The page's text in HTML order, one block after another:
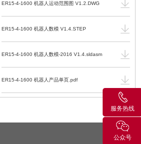
ER15-4-1600 机器人运动范围图 V1.2.DWG
ER15-4-1600 机器人数模 V1.4.STEP
ER15-4-1600 机器人数模-2016 V1.4.sldasm
ER15-4-1600 机器人产品单页.pdf
服务热线
公众号